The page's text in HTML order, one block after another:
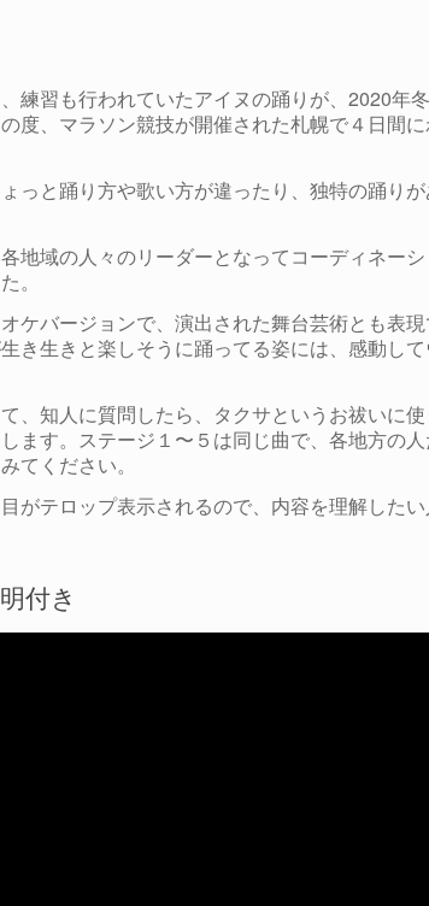
練習も行われていたアイヌの踊りが、2020年
度、マラソン競技が開催された札幌で４日間
っと踊り方や歌い方が違ったり、独特の踊り
地域の人々のリーダーとなってコーディネー
。
ケバージョンで、演出された舞台芸術とも表
き生きと楽しそうに踊ってる姿には、感動し
、知人に質問したら、タクサというお祓いに
ます。ステージ１〜５は同じ曲で、各地方の
てください。
がテロップ表示されるので、内容を理解した
付き